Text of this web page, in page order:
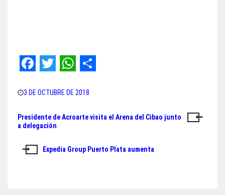
a
c
e
b
o
w
i
t
t
h
a
s
h
a
e
3 DE OCTUBRE DE 2018
Navegación
entradas
Presidente de Acroarte visita el Arena del Cibao junto
a delegación
Expedia Group Puerto Plata aumenta